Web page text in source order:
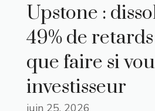
Upstone :
49% de
que faire si
investisseur
juin 25, 2026